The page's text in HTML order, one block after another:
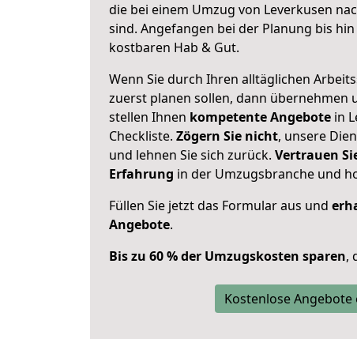
die bei einem Umzug von Leverkusen
sind. Angefangen bei der Planung bis
kostbaren Hab & Gut.
Wenn Sie durch Ihren alltäglichen
zuerst planen sollen, dann übernehmen
stellen Ihnen kompetente Angebote in
Checkliste. Zögern Sie nicht, unsere
und lehnen Sie sich zurück. Vertrauen
Erfahrung in der Umzugsbranche und
Füllen Sie jetzt das Formular aus und
Angebote.
Bis zu 60 % der Umzugskosten sparen,
Kostenlose Angebote